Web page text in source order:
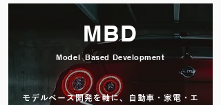
MBD
Model Based Development
モデルベース開発を軸に、自動車・家電・エ